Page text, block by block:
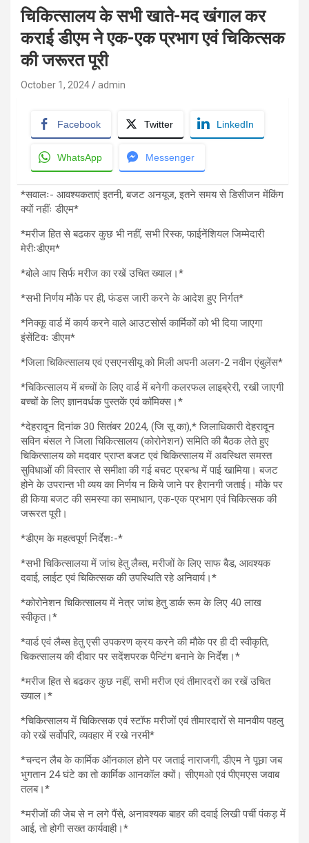
चिकित्सालय के सभी खाते-मद खंगाल कर
कराई डीएम ने एक-एक प्रभाग एवं चिकित्सक
की जरूरत पूरी
October 1, 2024 admin
Facebook Twitter LinkedIn
WhatsApp Messenger
*सवालः- आवश्यकताएं इतनी, बजट अनयूज, इतने समय से डिसीजन मेंकिंग
क्यों नहींः डीएम*
*मरीज हित से बढकर कुछ भी नहीं, सभी रिस्क, फाईनेंशियल जिम्मेदारी
मेरीःडीएम*
*बोले आप सिर्फ मरीज का रखें उचित ख्याल।*
*सभी निर्णय मौके पर ही, फंडस जारी करने के आदेश हुए निर्गत*
*निक्कू वार्ड में कार्य करने वाले आउटसोर्स कार्मिकों को भी दिया जाएगा
इंसेंटिवः डीएम*
*जिला चिकित्सालय एवं एसएनसीयू को मिली अपनी अलग-2 नवीन एंबुलेंस*
*चिकित्सालय में बच्चों के लिए वार्ड में बनेगी कलरफल लाइब्रेरी, रखी जाएगी
बच्चों के लिए ज्ञानवर्धक पुस्तकें एवं कॉमिक्स।*
*देहरादून दिनांक 30 सितंबर 2024, (जि सू का),* जिलाधिकारी देहरादून
सविन बंसल ने जिला चिकित्सालय (कोरोनेशन) समिति की बैठक लेते हुए
चिकित्सालय को मदवार प्राप्त बजट एवं चिकित्सालय में अवस्थित समस्त
सुविधाओं की विस्तार से समीक्षा की गई बचट प्रबन्ध में पाई खामिया। बजट
होने के उपरान्त भी व्यय का निर्णय न किये जाने पर हैरानगी जताई। मौके पर
ही किया बजट की समस्या का समाधान, एक-एक प्रभाग एवं चिकित्सक की
जरूरत पूरी।
*डीएम के महत्वपूर्ण निर्देशः-*
*सभी चिकित्सालया में जांच हेतु लैब्स, मरीजों के लिए साफ बैड, आवश्यक
दवाई, लाईट एवं चिकित्सक की उपस्थिति रहे अनिवार्य।*
*कोरोनेशन चिकित्सालय में नेत्र जांच हेतु डार्क रूम के लिए 40 लाख
स्वीकृत।*
*वार्ड एवं लैब्स हेतु एसी उपकरण क्रय करने की मौके पर ही दी स्वीकृति,
चिकत्सालय की दीवार पर सदेंशपरक पैन्टिंग बनाने के निर्देश।*
*मरीज हित से बढकर कुछ नहीं, सभी मरीज एवं तीमारदरों का रखें उचित
ख्याल।*
*चिकित्सालय में चिकित्सक एवं स्टॉफ मरीजों एवं तीमारदारों से मानवीय पहलु
को रखें सर्वोपरि, व्यवहार में रखे नरमी*
*चन्दन लैब के कार्मिक ऑनकाल होने पर जताई नाराजगी, डीएम ने पूछा जब
भुगतान 24 घंटे का तो कार्मिक आनकॉल क्यों। सीएमओ एवं पीएमएस जवाब
तलब।*
*मरीजों की जेब से न लगे पैंसे, अनावश्यक बाहर की दवाई लिखी पर्ची पंकड़ में
आई, तो होगी सख्त कार्यवाही।*